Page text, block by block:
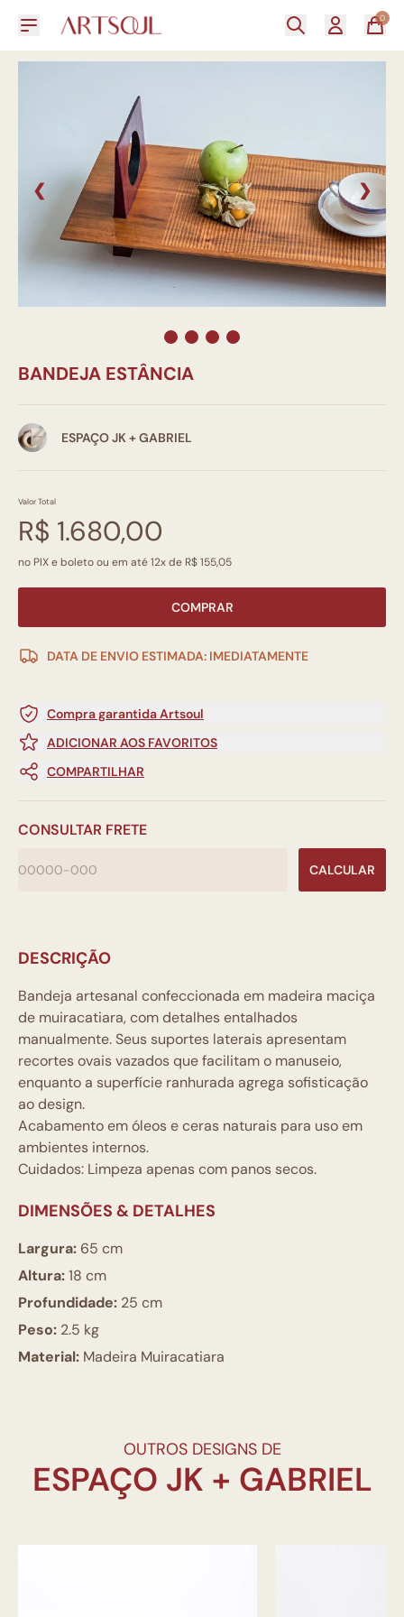
0
❮ ❯
BANDEJA ESTÂNCIA
ESPAÇO JK + GABRIEL
Valor Total
R$ 1.680,00
no PIX e boleto ou em até 12x de R$ 155,05
COMPRAR
DATA DE ENVIO ESTIMADA: IMEDIATAMENTE
Compra garantida Artsoul
ADICIONAR AOS FAVORITOS
COMPARTILHAR
CONSULTAR FRETE
CALCULAR
DESCRIÇÃO
Bandeja artesanal confeccionada em madeira maciça
de muiracatiara, com detalhes entalhados
manualmente. Seus suportes laterais apresentam
recortes ovais vazados que facilitam o manuseio,
enquanto a superfície ranhurada agrega sofisticação
ao design.
Acabamento em óleos e ceras naturais para uso em
ambientes internos.
Cuidados: Limpeza apenas com panos secos.
DIMENSÕES & DETALHES
Largura: 65 cm
Altura:18 cm
Profundidade: 25 cm
Peso: 2.5 kg
Material: Madeira Muiracatiara
OUTROS DESIGNS DE